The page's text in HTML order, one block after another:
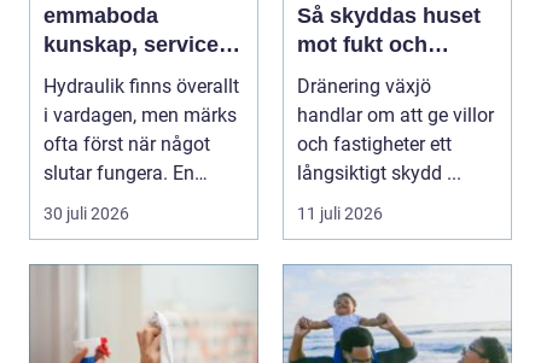
emmaboda
kunskap, service
och rätt lösningar
när du behöver
dem
Hydraulik finns överallt
i vardagen, men märks
ofta först när något
slutar fungera. En
läckande slan...
30 juli 2026
Så skyddas huset
mot fukt och
vattenskador
Dränering växjö
handlar om att ge villor
och fastigheter ett
långsiktigt skydd ...
11 juli 2026